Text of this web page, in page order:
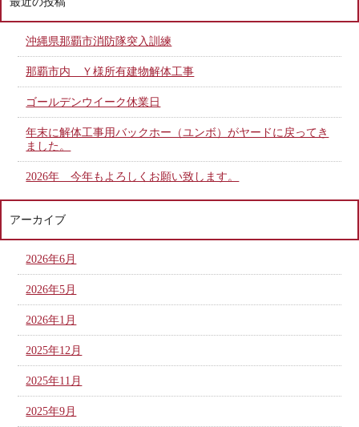
沖縄県那覇市消防隊突入訓練
那覇市内 Ｙ様所有建物解体工事
ゴールデンウイーク休業日
年末に解体工事用バックホー（ユンボ）がヤードに戻ってき
ました。
2026年 今年もよろしくお願い致します。
アーカイブ
2026年6月
2026年5月
2026年1月
2025年12月
2025年11月
2025年9月